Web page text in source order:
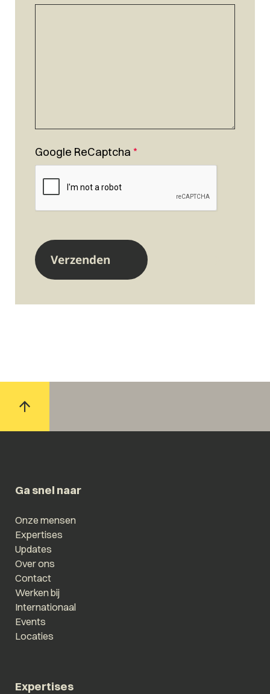
Google ReCaptcha *
Ga snel naar
Onze mensen
Expertises
Updates
Over ons
Contact
Werken bij
Internationaal
Events
Locaties
Expertises